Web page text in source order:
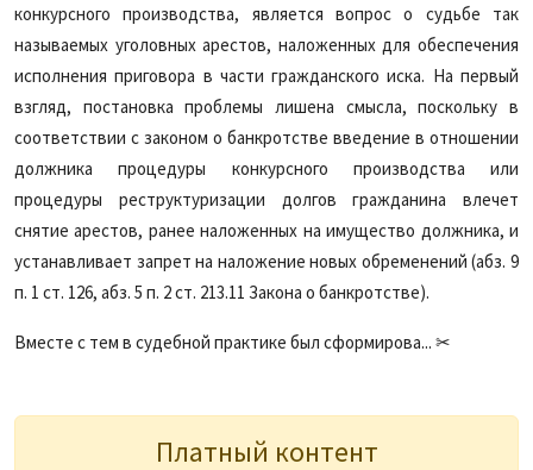
Подписка
конкурсного производства, является вопрос о судьбе так
называемых уголовных арестов, наложенных для обеспечения
исполнения приговора в части гражданского иска. На первый
взгляд, постановка проблемы лишена смысла, поскольку в
соответствии с законом о банкротстве введение в отношении
должника процедуры конкурсного производства или
процедуры реструктуризации долгов гражданина влечет
снятие арестов, ранее наложенных на имущество должника, и
устанавливает запрет на наложение новых обременений (абз. 9
п. 1 ст. 126, абз. 5 п. 2 ст. 213.11 Закона о банкротстве).
Вместе с тем в судебной практике был сформирова... ✂
Платный контент